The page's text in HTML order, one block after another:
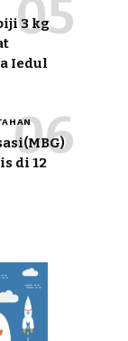
3 kg
Iedul
di 12